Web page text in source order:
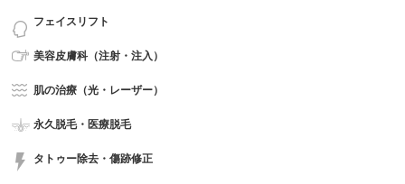
フェイスリフト
美容皮膚科（注射・注入）
肌の治療（光・レーザー）
永久脱毛・医療脱毛
タトゥー除去・傷跡修正